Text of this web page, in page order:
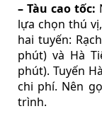
– Tàu cao tốc:
lựa chọn thú
hai tuyến:
phút) và Hà
phút). Tuyến
chi phí. Nên
trình.